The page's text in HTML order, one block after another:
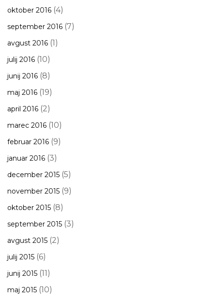
oktober 2016 (4)
september 2016 (7)
avgust 2016 (1)
julij 2016 (10)
junij 2016 (8)
maj 2016 (19)
april 2016 (2)
marec 2016 (10)
februar 2016 (9)
januar 2016 (3)
december 2015 (5)
november 2015 (9)
oktober 2015 (8)
september 2015 (3)
avgust 2015 (2)
julij 2015 (6)
junij 2015 (11)
maj 2015 (10)